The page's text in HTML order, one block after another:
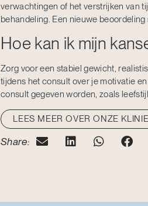
verwachtingen of het verstrijken van
behandeling. Een nieuwe
Hoe kan ik mijn
Zorg voor een stabiel gewicht,
tijdens het consult over je motivatie
consult gegeven worden, zoals
LEES MEER OVER ONZE
Share: